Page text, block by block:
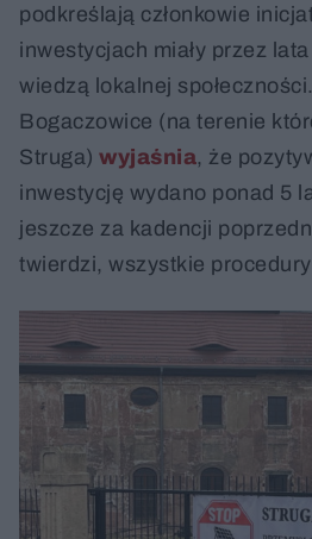
podkreślają członkowie
inwestycjach miały przez
wiedzą lokalnej
Bogaczowice (na terenie
Struga) wyjaśnia, że
inwestycję wydano ponad 5
jeszcze za kadencji
twierdzi, wszystkie